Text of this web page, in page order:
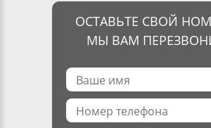
ОСТАВЬТЕ СВОЙ
МЫ ВАМ